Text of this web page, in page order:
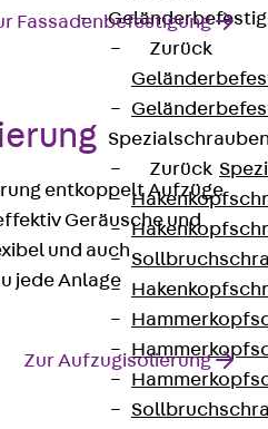
Zurück
Zurück
Fassadenbefestigung
entkoppelt Aufzüge
Geräusche und
und auch
jede Anlage
Zur Aufzugisolierung